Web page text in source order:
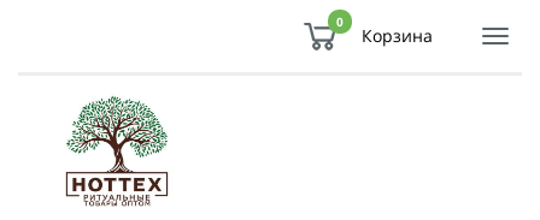
0
Корзина